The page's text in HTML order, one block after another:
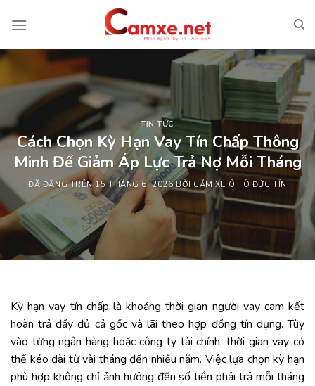
đến
dung
TIN TỨC
Cách Chọn Kỳ Hạn Vay Tín Chấp Thông
Minh Để Giảm Áp Lực Trả Nợ Mỗi Tháng
ĐÃ ĐĂNG TRÊN 15 THÁNG 6, 2026 BỞI CẦM XE Ô TÔ ĐỨC TÍN
Kỳ hạn vay tín chấp là khoảng thời gian người vay cam kết
hoàn trả đầy đủ cả gốc và lãi theo hợp đồng tín dụng. Tùy
vào từng ngân hàng hoặc công ty tài chính, thời gian vay có
thể kéo dài từ vài tháng đến nhiều năm. Việc lựa chọn kỳ hạn
phù hợp không chỉ ảnh hưởng đến số tiền phải trả mỗi tháng